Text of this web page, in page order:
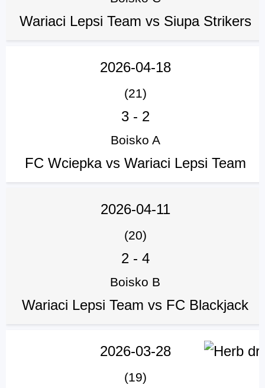
Wariaci Lepsi Team vs Siupa Strikers
2026-04-18
(21)
3- 2
Boisko A
FC Wciepka vs Wariaci Lepsi Team
2026-04-11
(20)
2- 4
Boisko B
Wariaci Lepsi Team vs FC Blackjack
2026-03-28
(19)